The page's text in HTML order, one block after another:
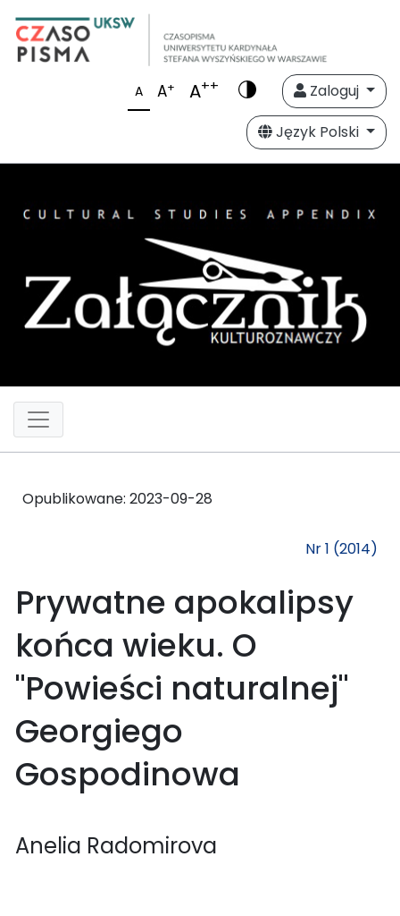
A A+ A++
Zaloguj
Język Polski
Opublikowane: 2023-09-28
Nr 1 (2014)
Prywatne apokalipsy
końca wieku. O
"Powieści naturalnej"
Georgiego
Gospodinowa
Anelia Radomirova